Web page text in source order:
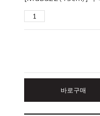
바로구매